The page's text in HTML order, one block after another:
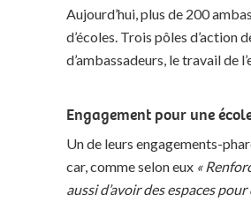
Aujourd’hui, plus de 200
d’écoles. Trois pôles
d’ambassadeurs, le travail de
Engagement pour une
Un de leurs engagements-
car, comme selon eux «
aussi d’avoir des espaces